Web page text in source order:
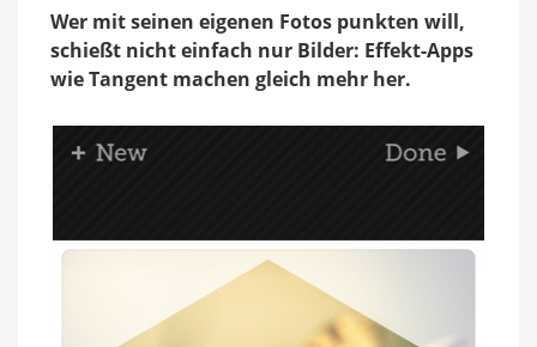
und
Mustern
Wer mit seinen eigenen Fotos punkten will,
schießt nicht einfach nur Bilder: Effekt-Apps
wie Tangent machen gleich mehr her.